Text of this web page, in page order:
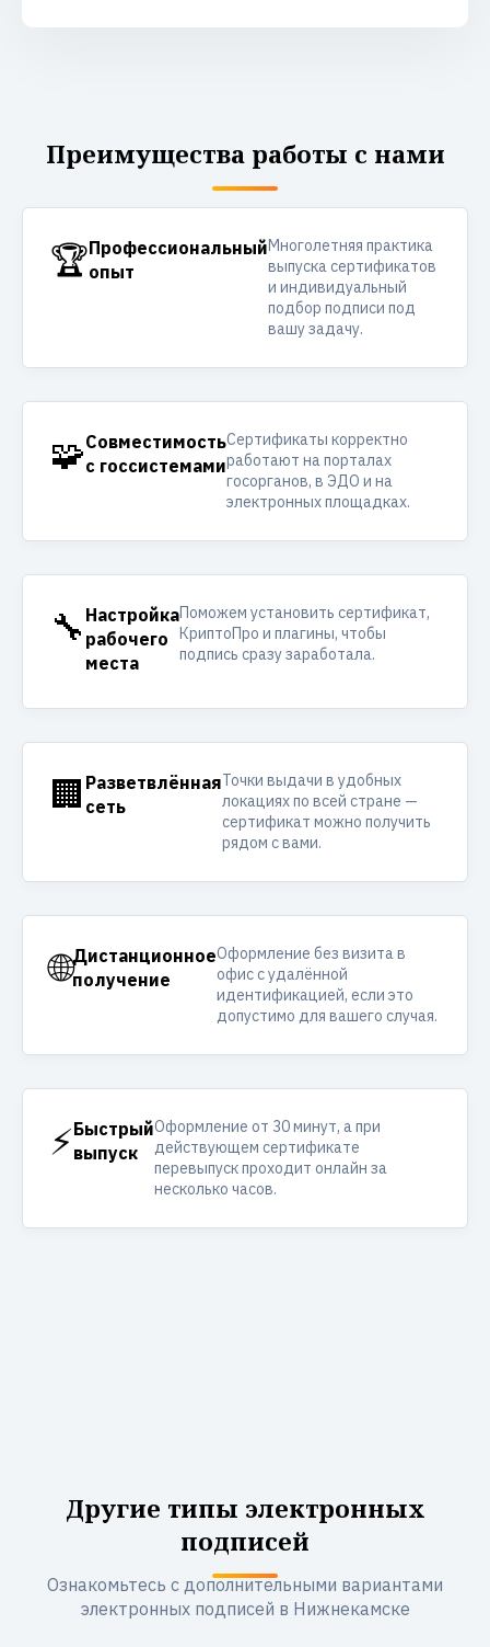
Преимущества работы с нами
🏆Профессиональный
опыт
Многолетняя практика
выпуска сертификатов
и индивидуальный
подбор подписи под
вашу задачу.
🧩Совместимость
с госсистемами
Сертификаты корректно
работают на порталах
госорганов, в ЭДО и на
электронных площадках.
🔧 Настройка
рабочего
места
Поможем установить сертификат,
КриптоПро и плагины, чтобы
подпись сразу заработала.
🏢 Разветвлённая
сеть
Точки выдачи в удобных
локациях по всей стране —
сертификат можно получить
рядом с вами.
🌐Дистанционное
получение
Оформление без визита в
офис с удалённой
идентификацией, если это
допустимо для вашего случая.
⚡Быстрый
выпуск
Оформление от 30 минут, а при
действующем сертификате
перевыпуск проходит онлайн за
несколько часов.
Другие типы электронных
подписей
Ознакомьтесь с дополнительными вариантами
электронных подписей в Нижнекамске